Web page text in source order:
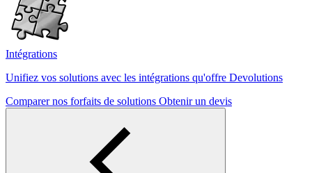
Intégrations
Unifiez vos solutions avec les intégrations qu'offre Devolutions
Comparer nos forfaits de solutions Obtenir un devis